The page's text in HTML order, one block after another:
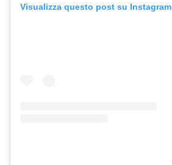
Visualizza questo post su Instagram